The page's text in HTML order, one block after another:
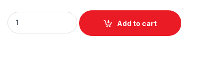
Temperature Transmitter PTT04R quantity
Add to cart